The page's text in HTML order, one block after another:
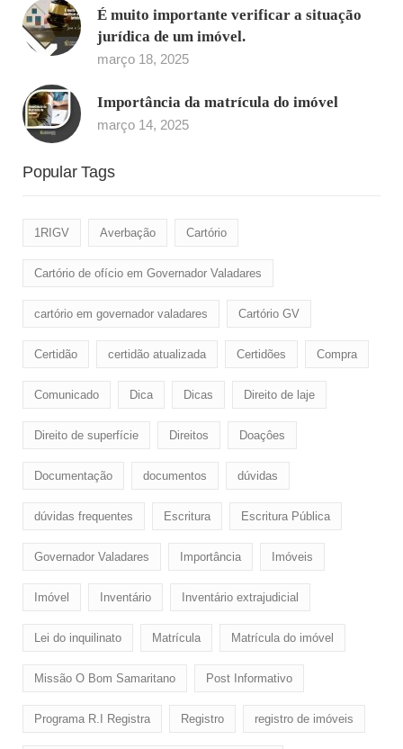
É muito importante verificar a situação
jurídica de um imóvel.
março 18, 2025
Importância da matrícula do imóvel
março 14, 2025
Popular Tags
1RIGV Averbação Cartório
Cartório de ofício em Governador Valadares
cartório em governador valadares Cartório GV
Certidão certidão atualizada Certidões Compra
Comunicado Dica Dicas Direito de laje
Direito de superfície Direitos Doaçôes
Documentação documentos dúvidas
dúvidas frequentes Escritura Escritura Pública
Governador Valadares Importância Imóveis
Imóvel Inventário Inventário extrajudicial
Lei do inquilinato Matrícula Matrícula do imóvel
Missão O Bom Samaritano Post Informativo
Programa R.I Registra Registro registro de imóveis